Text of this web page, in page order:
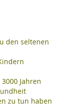
den seltenen
Jahren
zu tun haben